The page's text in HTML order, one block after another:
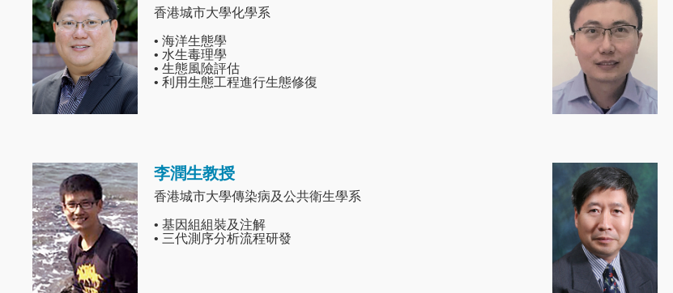
香港城市大學化學系
• 海洋生態學
• 水生毒理學
• 生態風險評估
• 利用生態工程進行生態修復
Image 李潤生教授
香港城市大學傳染病及公共衛生學系
• 基因組組裝及注解
• 三代測序分析流程研發
Image